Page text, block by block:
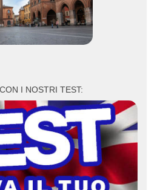
I NOSTRI TEST: